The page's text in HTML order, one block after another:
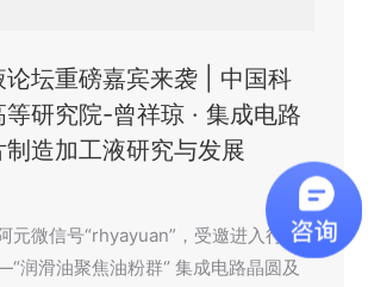
论坛重磅嘉宾来袭 | 中国科
研究院-曾祥琼 · 集成电路
制造加工液研究与发展
元微信号“rhyayuan”，受邀进入行业
滑油聚焦油粉群‘’ 集成电路晶圆及